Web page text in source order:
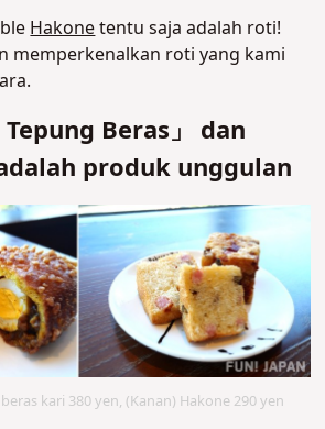
Hakonetentu saja adalah roti!
memperkenalkan roti yang kami
Tepung Beras」 dan
produk unggulan
kari 380 yen, (Kanan) Hakone 290 yen